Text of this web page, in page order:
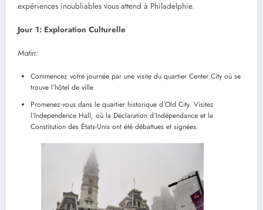
expériences inoubliables vous attend à Philadelphie.
Jour 1: Exploration Culturelle
Matin:
Commencez votre journée par une visite du quartier Center City où se
trouve l’hôtel de ville
Promenez-vous dans le quartier historique d’Old City. Visitez
l’Independence Hall, où la Déclaration d’Indépendance et la
Constitution des États-Unis ont été débattues et signées.